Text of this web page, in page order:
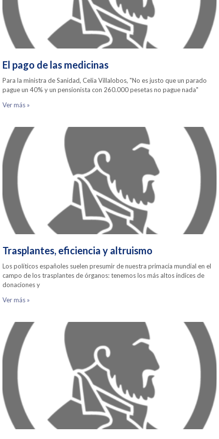
El pago de las medicinas
Para la ministra de Sanidad, Celia Villalobos, "No es justo que un parado
pague un 40% y un pensionista con 260.000 pesetas no pague nada"
Ver más »
Trasplantes, eficiencia y altruismo
Los políticos españoles suelen presumir de nuestra primacía mundial en el
campo de los trasplantes de órganos: tenemos los más altos índices de
donaciones y
Ver más »